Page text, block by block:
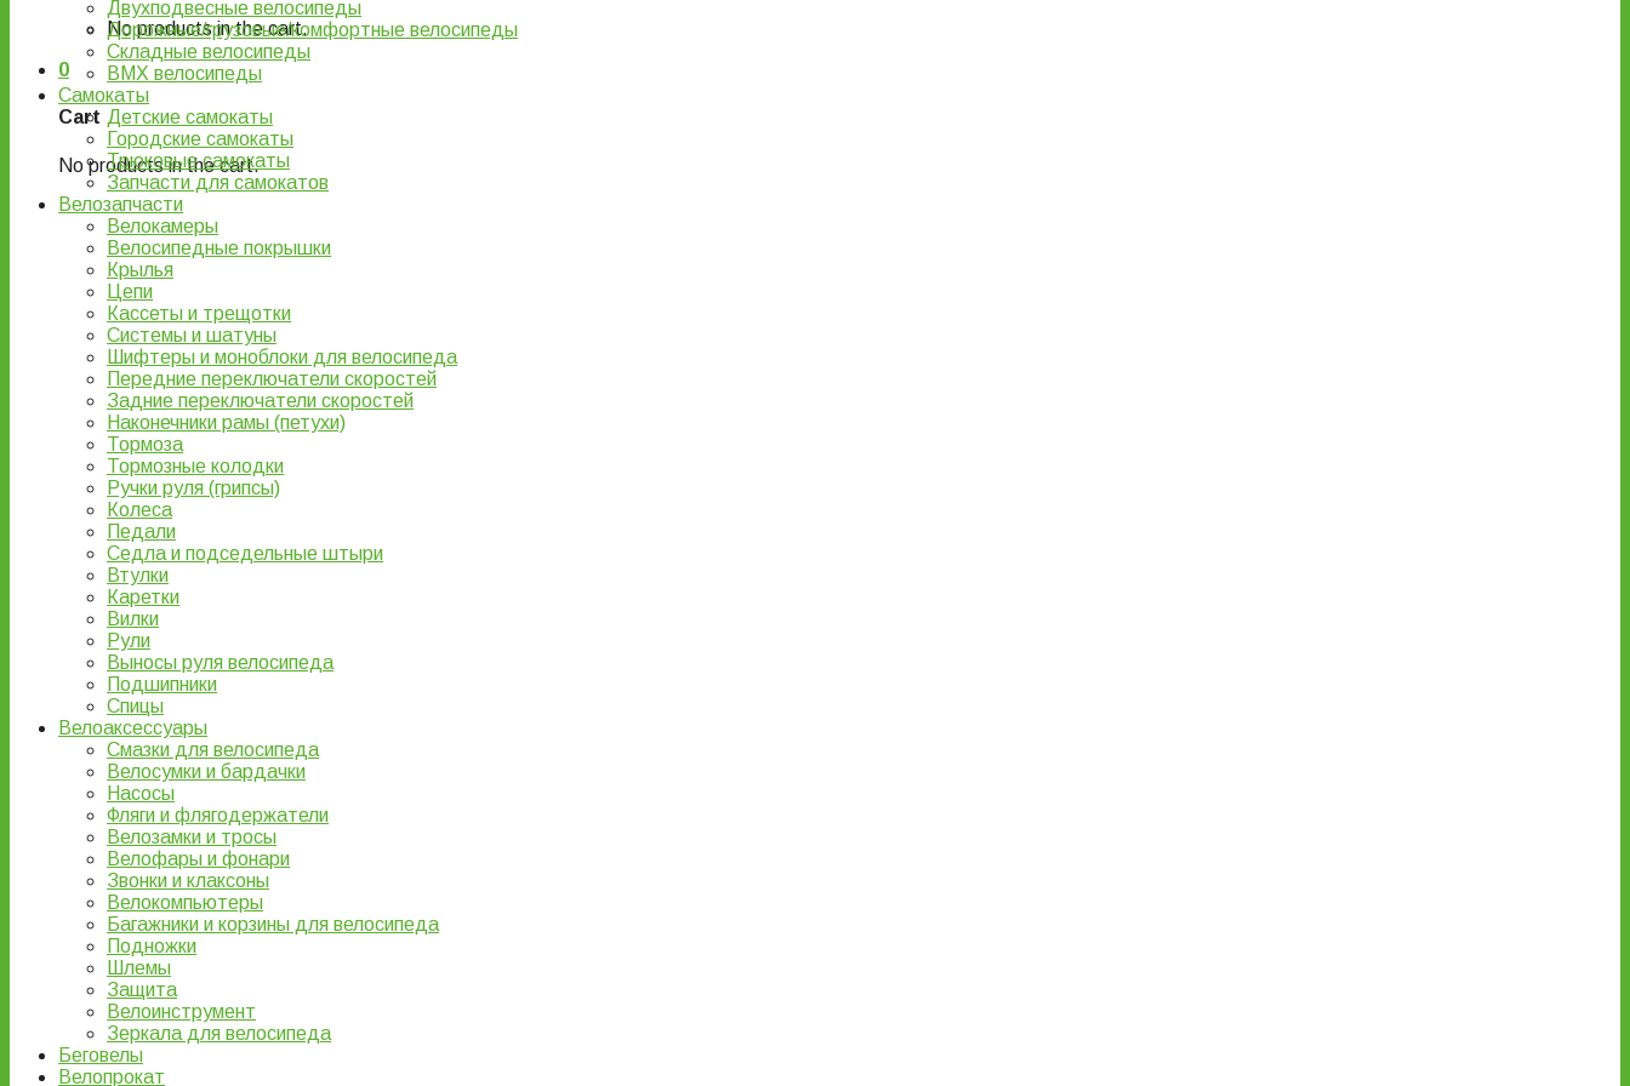
No products in the cart.
0
Cart
No products in the cart.
Двухподвесные велосипеды
Дорожные/грузовые/комфортные велосипеды
Складные велосипеды
BMX велосипеды
Самокаты
Детские самокаты
Городские самокаты
Трюковые самокаты
Запчасти для самокатов
Велозапчасти
Велокамеры
Велосипедные покрышки
Крылья
Цепи
Кассеты и трещотки
Системы и шатуны
Шифтеры и моноблоки для велосипеда
Передние переключатели скоростей
Задние переключатели скоростей
Наконечники рамы (петухи)
Тормоза
Тормозные колодки
Ручки руля (грипсы)
Колеса
Педали
Седла и подседельные штыри
Втулки
Каретки
Вилки
Рули
Выносы руля велосипеда
Подшипники
Спицы
Велоаксессуары
Смазки для велосипеда
Велосумки и бардачки
Насосы
Фляги и флягодержатели
Велозамки и тросы
Велофары и фонари
Звонки и клаксоны
Велокомпьютеры
Багажники и корзины для велосипеда
Подножки
Шлемы
Защита
Велоинструмент
Зеркала для велосипеда
Беговелы
Велопрокат